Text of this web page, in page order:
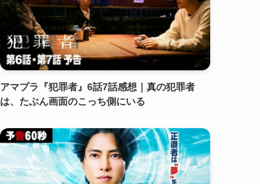
アマプラ『犯罪者』6話7話感想｜真の犯罪者
は、たぶん画面のこっち側にいる